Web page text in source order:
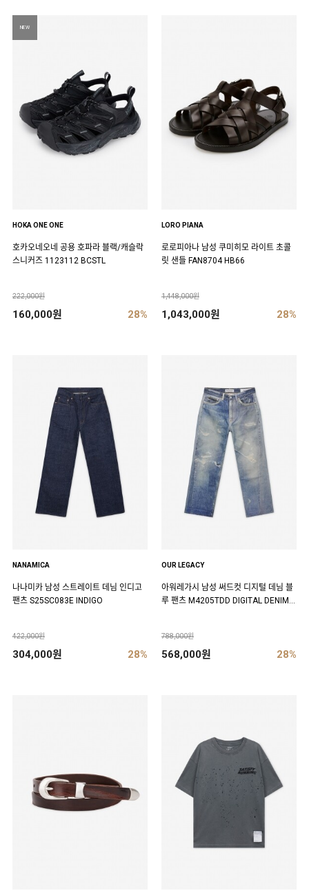
NEW
HOKA ONE ONE
호카오네오네 공용 호파라 블랙/캐슬락
스니커즈 1123112 BCSTL
222,000원
160,000원 28%
LORO PIANA
로로피아나 남성 쿠미히모 라이트 초콜
릿 샌들 FAN8704 HB66
1,448,000원
1,043,000원 28%
NANAMICA
나나미카 남성 스트레이트 데님 인디고
팬츠 S25SC083E INDIGO
422,000원
304,000원 28%
OUR LEGACY
아워레가시 남성 써드컷 디지털 데님 블
루 팬츠 M4205TDD DIGITAL DENIM P
788,000원
568,000원 28%